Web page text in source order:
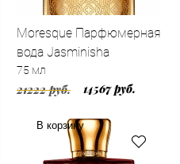
Moresque Парфюмерная
вода Jasminisha
75 мл
21222 руб. 14567 руб.
В корзину